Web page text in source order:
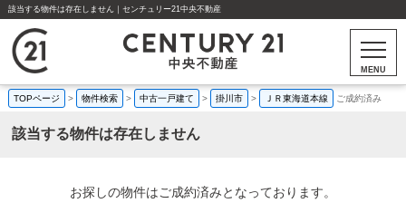
該当する物件は存在しません｜センチュリー21中央不動産
MENU
TOPページ > 物件検索 > 中古一戸建て > 掛川市 > ＪＲ東海道本線 ご成約済み
該当する物件は存在しません
お探しの物件はご成約済みとなっております。